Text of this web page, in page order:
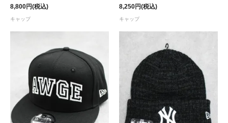
8,800円(税込)
キャップ
8,250円(税込)
キャップ